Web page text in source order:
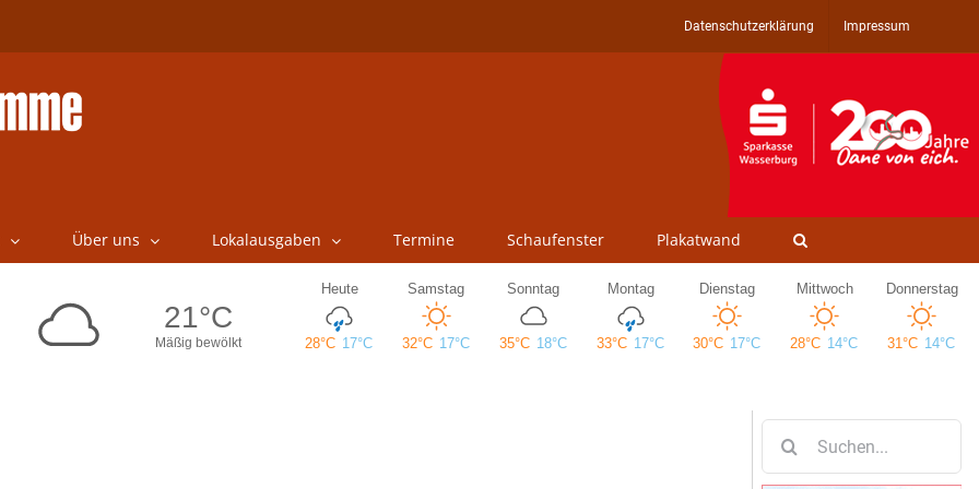
Datenschutzerklärung Impressum
Über uns Lokalausgaben Termine Schaufenster Plakatwand
nach: